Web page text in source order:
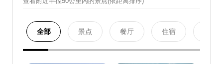
全部 景点 餐厅 住宿